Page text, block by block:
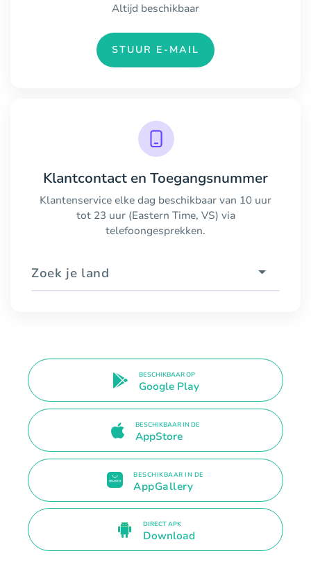
Altijd beschikbaar
STUUR E-MAIL
Klantcontact en Toegangsnummer
Klantenservice elke dag beschikbaar van 10 uur
tot 23 uur (Eastern Time, VS) via
telefoongesprekken.
Zoek je land
BESCHIKBAAR OP
Google Play
BESCHIKBAAR IN DE
AppStore
BESCHIKBAAR IN DE
AppGallery
DIRECT APK
Download